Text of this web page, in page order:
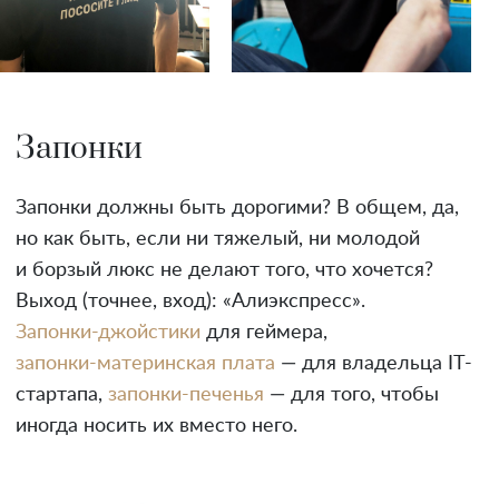
Запонки
Запонки должны быть дорогими? В общем, да,
но как быть, если ни тяжелый, ни молодой
и борзый люкс не делают того, что хочется?
Выход (точнее, вход): «Алиэкспресс».
Запонки-джойстики для геймера,
запонки-материнская плата — для владельца IT-
стартапа, запонки-печенья — для того, чтобы
иногда носить их вместо него.